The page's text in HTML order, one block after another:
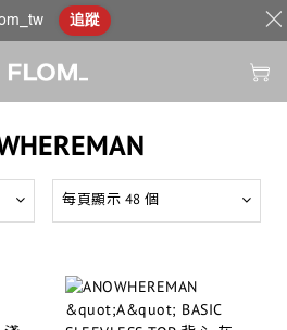
每頁顯示 48 個
追蹤